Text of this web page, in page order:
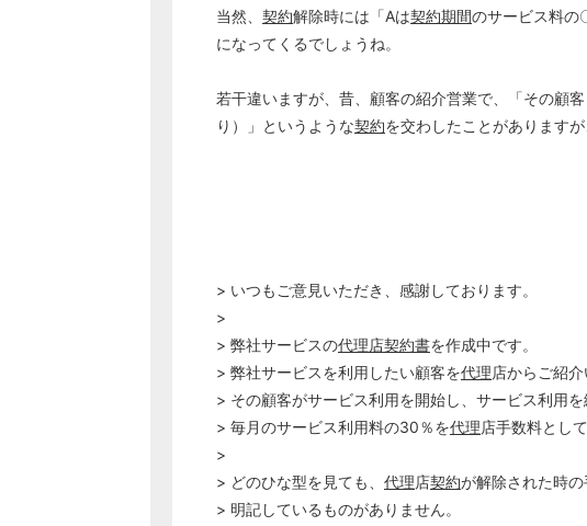
当然、 契約解除時には「Aは契約期間のサービス料の
になってくるでしょうね。
若干違いますが、昔、顧客の紹介営業で、「その顧
り）」というような契約を交わしたことがあります
> いつもご意見いただき、感謝しております。
>
> 弊社サービスの代理店契約書を作成中です。
> 弊社サービスを利用したい顧客を代理店からご紹介
> その顧客がサービス利用を開始し、サービス利用を
> 毎月のサービス利用料の30％を代理店手数料とし
>
> どのひな型を見ても、 代理店契約が解除された時
> 明記しているものがありません。